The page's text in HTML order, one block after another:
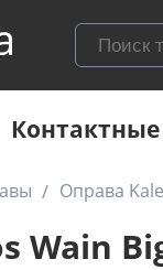
Оправа
Wain